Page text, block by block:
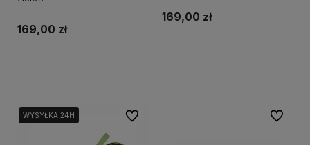
169,00 zł
169,00 zł
WYSYŁKA 24H Do ulubionych Do